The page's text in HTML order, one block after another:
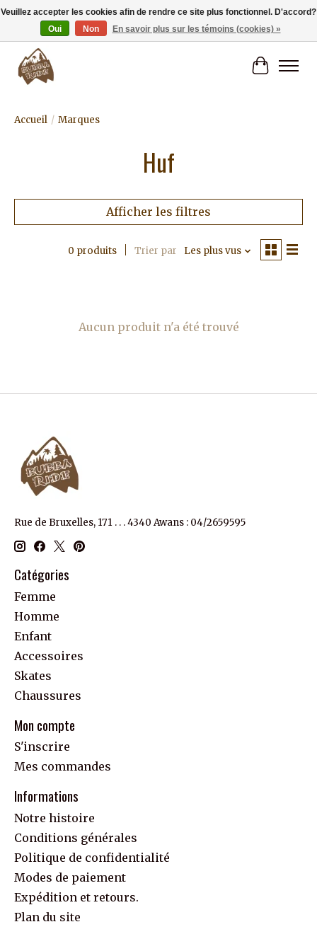
Livraison gratuite à partir de 80€.
Panier
Accueil / Marques
Huf
Afficher les filtres
0 produits Trier par Les plus vus
Aucun produit n'a été trouvé
Rue de Bruxelles, 171 . . . 4340 Awans : 04/2659595
Catégories
Femme
Homme
Enfant
Accessoires
Skates
Chaussures
Mon compte
S'inscrire
Mes commandes
Informations
Notre histoire
Conditions générales
Politique de confidentialité
Modes de paiement
Expédition et retours.
Plan du site
Veuillez accepter les cookies afin de rendre ce site plus fonctionnel. D'accord?
Oui
Non En savoir plus sur les témoins (cookies) »